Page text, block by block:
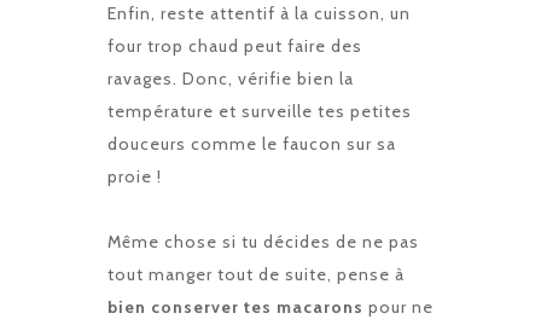
Enfin, reste attentif à la cuisson, un
four trop chaud peut faire des
ravages. Donc, vérifie bien la
température et surveille tes petites
douceurs comme le faucon sur sa
proie !
Même chose si tu décides de ne pas
tout manger tout de suite, pense à
bien conserver tes macarons pour ne